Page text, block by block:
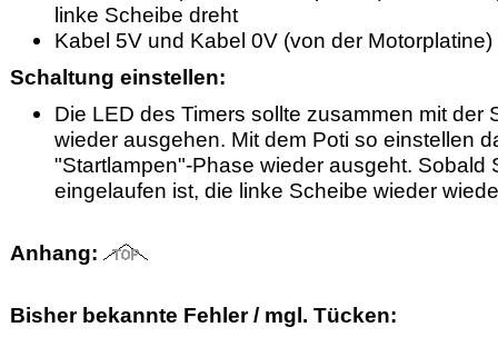
linke Scheibe dreht
Kabel 5V und Kabel 0V (von der
Schaltung einstellen:
Die LED des Timers sollte zusammen mit der
wieder ausgehen. Mit dem Poti so einstellen
"Startlampen"-Phase wieder ausgeht.
eingelaufen ist, die linke Scheibe wieder
Anhang:
Bisher bekannte Fehler / mgl. Tücken: